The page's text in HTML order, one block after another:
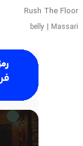
Rush The Floor
belly | Massari